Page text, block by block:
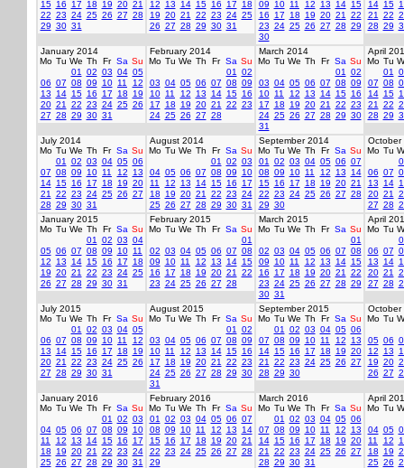
15 16 17 18 19 20 21
22 23 24 25 26 27 28
29 30 31
12
13 14 15 16 17
18
19 20 21 22 23 24 25
26 27 28 29 30 31
09
10 11 12 13 14 15
16
17 18 19 20 21
22
23 24 25 26 27 28 29
30
14 15
21
22
28 29
January 2014
Mo Tu We Th Fr Sa Su
01
02 03 04 05
06 07 08 09 10 11
12
13
14 15 16 17 18
19
20 21 22 23 24 25 26
27 28 29 30 31
February 2014
Mo Tu We Th Fr Sa Su
01
02
03 04 05 06 07 08 09
10 11 12 13 14 15 16
17
18 19 20 21 22 23
24 25 26 27 28
March 2014
Mo Tu We Th Fr Sa Su
01
02
03 04 05 06 07 08 09
10 11 12 13 14 15 16
17
18 19 20 21 22 23
24 25 26 27 28 29 30
31
April
Mo Tu
01
07 08
14 15
21
22
28 29
July 2014
Mo Tu We Th Fr Sa Su
01
02 03 04 05 06
07 08 09 10 11 12
13
14 15 16 17 18 19 20
21
22 23 24 25 26 27
28 29 30 31
August 2014
Mo Tu We Th Fr Sa Su
01
02 03
04 05 06 07 08 09
10
11
12 13 14 15 16
17
18
19 20 21 22 23 24
25 26 27 28 29 30 31
September 2014
Mo Tu We Th Fr Sa Su
01
02 03 04 05 06 07
08 09 10 11 12 13
14
15 16 17 18 19 20 21
22 23 24 25 26 27 28
29 30
October
Mo Tu
06 07
13
14
20 21
27 28
January 2015
Mo Tu We Th Fr Sa Su
01
02 03 04
05 06 07 08 09 10 11
12
13 14 15 16 17
18
19 20 21 22 23 24 25
26 27 28 29 30 31
February 2015
Mo Tu We Th Fr Sa Su
01
02 03 04 05 06 07 08
09
10 11 12 13 14 15
16
17 18 19 20 21
22
23 24 25 26 27 28
March 2015
Mo Tu We Th Fr Sa Su
01
02 03 04 05 06 07 08
09
10 11 12 13 14 15
16
17 18 19 20 21
22
23 24 25 26 27 28 29
30 31
April
Mo Tu
06 07
13
14
20 21
27 28
July 2015
Mo Tu We Th Fr Sa Su
01
02 03 04 05
06 07 08 09 10 11
12
13
14 15 16 17 18
19
20 21 22 23 24 25 26
27 28 29 30 31
August 2015
Mo Tu We Th Fr Sa Su
01
02
03 04 05 06 07 08 09
10 11 12 13 14 15 16
17
18 19 20 21 22 23
24 25 26 27 28 29 30
31
September 2015
Mo Tu We Th Fr Sa Su
01
02 03 04 05 06
07 08 09 10 11 12
13
14 15 16 17 18 19 20
21
22 23 24 25 26 27
28 29 30
October
Mo Tu
05 06
12
13
19 20
26 27
January 2016
Mo Tu We Th Fr Sa Su
01
02 03
04 05 06 07 08 09
10
11
12 13 14 15 16
17
18
19 20 21 22 23 24
25 26 27 28 29 30 31
February 2016
Mo Tu We Th Fr Sa Su
01
02 03 04 05 06 07
08 09 10 11 12 13
14
15 16 17 18 19 20 21
22 23 24 25 26 27 28
29
March 2016
Mo Tu We Th Fr Sa Su
01
02 03 04 05 06
07 08 09 10 11 12
13
14 15 16 17 18 19 20
21
22 23 24 25 26 27
28 29 30 31
April
Mo Tu
04 05
11
12
18
19
25 26